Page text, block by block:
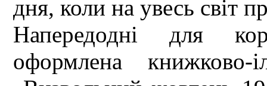
дня, коли на увесь світ
Напередодні для
оформлена книжково-